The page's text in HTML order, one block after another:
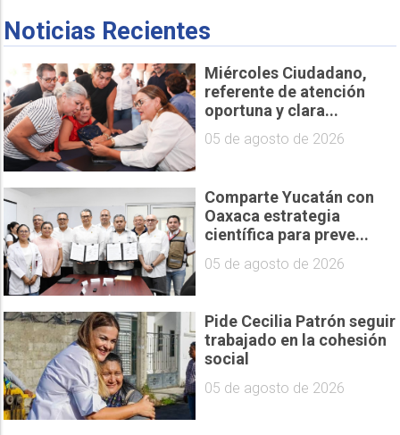
Noticias Recientes
Miércoles Ciudadano,
referente de atención
oportuna y clara...
05 de agosto de 2026
Comparte Yucatán con
Oaxaca estrategia
científica para preve...
05 de agosto de 2026
Pide Cecilia Patrón seguir
trabajado en la cohesión
social
05 de agosto de 2026